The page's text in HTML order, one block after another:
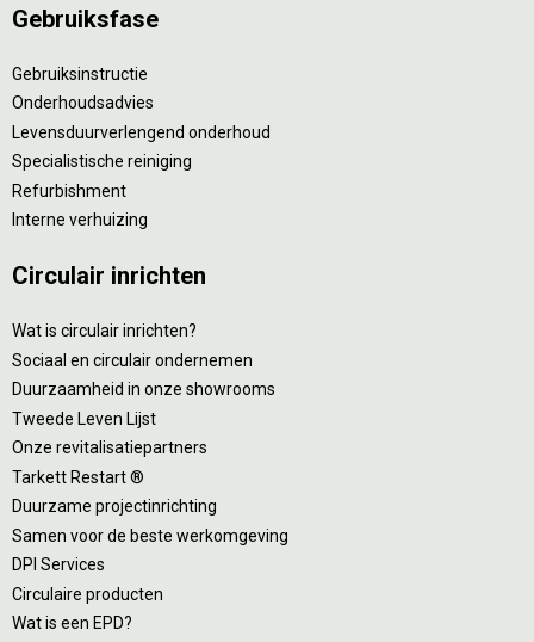
Gebruiksfase
Gebruiksinstructie
Onderhoudsadvies
Levensduurverlengend onderhoud
Specialistische reiniging
Refurbishment
Interne verhuizing
Circulair inrichten
Wat is circulair inrichten?
Sociaal en circulair ondernemen
Duurzaamheid in onze showrooms
Tweede Leven Lijst
Onze revitalisatiepartners
Tarkett Restart ®
Duurzame projectinrichting
Samen voor de beste werkomgeving
DPI Services
Circulaire producten
Wat is een EPD?